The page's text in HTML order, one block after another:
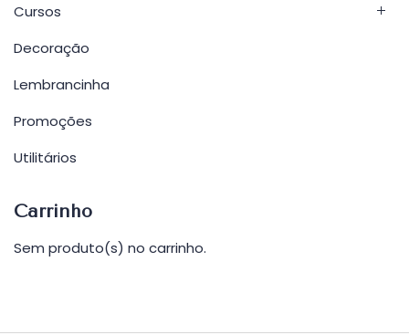
Cursos
Decoração
Lembrancinha
Promoções
Utilitários
Carrinho
Sem produto(s) no carrinho.